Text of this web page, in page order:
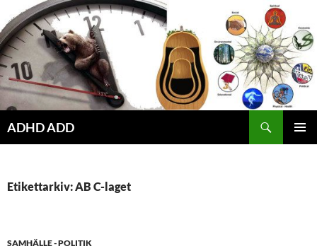
Hoppa
till
innehåll
ADHD ADD
Etikettarkiv: AB C-laget
SAMHÄLLE - POLITIK